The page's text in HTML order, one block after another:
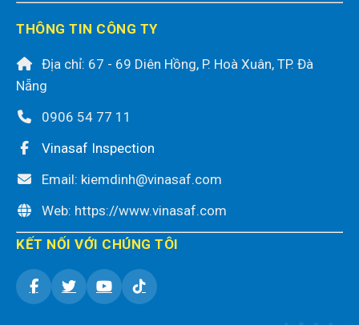
THÔNG TIN CÔNG TY
Địa chỉ: 67 - 69 Diên Hồng, P. Hoà Xuân, TP. Đà
Nẵng
0906 54 77 11
Vinasaf Inspection
Email: kiemdinh@vinasaf.com
Web: https://www.vinasaf.com
KẾT NỐI VỚI CHÚNG TÔI